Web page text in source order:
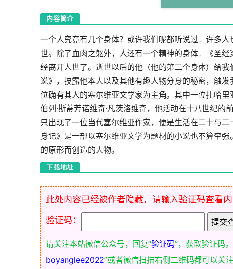
内容简介
一个人究竟有几个身体？或许我们呢都听说过，许多
世。除了血肉之躯外，人还有一个精神的身体，《圣
经离开人世了。逝世以后的他（他的第二个身体）给
说》，披露他本人以及其他有趣人物分身的秘密，触
位确有其人的塞尔维亚文学家为主角。其中一位扎哈
伯列·斯蒂芳诺维奇·凡茨洛维奇，他活动在十八世纪
只出现了一位当代塞尔维亚作家，便是生活在二十与
身记》是一部以塞尔维亚文学为题材的小说也不算牵
的原形而创造的人物。
下载地址
此处内容已经被作者隐藏，请输入验证码查看
验证码：
请关注本站微信公众号，回复“验证码”，获取验证码
boyanglee2022”或者微信扫描右侧二维码都可以关